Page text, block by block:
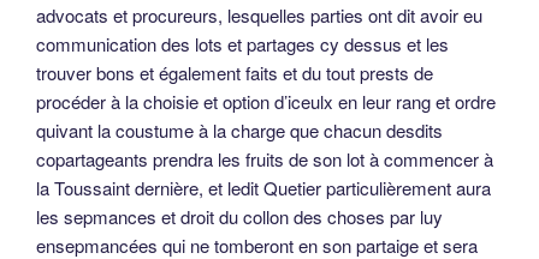
advocats et procureurs, lesquelles parties ont dit avoir eu
communication des lots et partages cy dessus et les
trouver bons et également faits et du tout prests de
procéder à la choisie et option d’iceulx en leur rang et ordre
quivant la coustume à la charge que chacun desdits
copartageants prendra les fruits de son lot à commencer à
la Toussaint dernière, et ledit Quetier particulièrement aura
les sepmances et droit du collon des choses par luy
ensepmancées qui ne tomberont en son partaige et sera